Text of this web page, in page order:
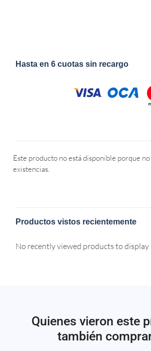
Hasta en 6 cuotas sin recargo
Este producto no está disponible porque
existencias.
Productos vistos recientemente
No recently viewed products to display
Quienes vieron este
también